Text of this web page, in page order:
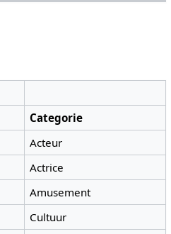
Categorie
Acteur
Actrice
Amusement
Cultuur